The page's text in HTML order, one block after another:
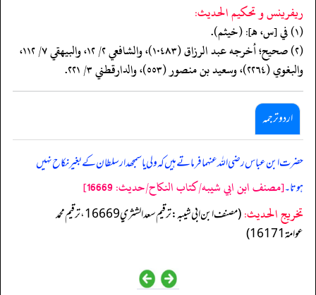
ريفرينس و تحكيم الحدیث:
(١) في [س، هـ]: (خيثم).
(٢) صحيح؛ أخرجه عبد الرزاق (١٠٤٨٣)، والشافعي ٢/ ١٢، والبيهقي ٧/ ١١٢،
والبغوي (٢٢٦٤)، وسعيد بن منصور (٥٥٣)، والدارقطني ٣/ ٢٢١.
اردو ترجمہ
حضرت ابن عباس رضی اللہ عنہما فرماتے ہیں کہ ولی یا سمجھدار سلطان کے بغیر نکاح نہیں
ہوتا۔[مصنف ابن ابي شيبه/كتاب النكاح/حدیث: 16669]
تخریج الحدیث:
(مصنف ابن ابي شيبه: ترقيم سعد الشثري 16669، ترقيم محمد
عوامة 16171)